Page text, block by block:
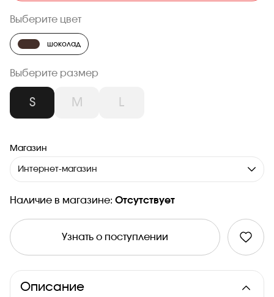
Выберите размер
S M L
Выберите цвет
шоколад
Магазин
Интернет-магазин
Наличие в магазине: Отсутствует
Узнать о поступлении
Описание